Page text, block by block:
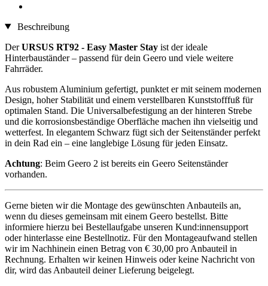
Beschreibung
DerURSUS RT92 - Easy Master Stay ist der ideale
Hinterbauständer – passend für dein Geero und viele weitere
Fahrräder.
Aus robustem Aluminium gefertigt, punktet er mit seinem modernen
Design, hoher Stabilität und einem verstellbaren Kunststofffuß für
optimalen Stand. Die Universalbefestigung an der hinteren Strebe
und die korrosionsbeständige Oberfläche machen ihn vielseitig und
wetterfest. In elegantem Schwarz fügt sich der Seitenständer perfekt
in dein Rad ein – eine langlebige Lösung für jeden Einsatz.
Achtung: Beim Geero 2 ist bereits ein Geero Seitenständer
vorhanden.
Gerne bieten wir die Montage des gewünschten Anbauteils an,
wenn du dieses gemeinsam mit einem Geero bestellst. Bitte
informiere hierzu bei Bestellaufgabe unseren Kund:innensupport
oder hinterlasse eine Bestellnotiz. Für den Montageaufwand stellen
wir im Nachhinein einen Betrag von € 30,00 pro Anbauteil in
Rechnung. Erhalten wir keinen Hinweis oder keine Nachricht von
dir, wird das Anbauteil deiner Lieferung beigelegt.